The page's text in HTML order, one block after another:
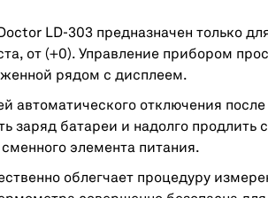
LD-303 предназначен только
от (+0). Управление прибором
рядом с дисплеем.
автоматического отключения после
заряд батареи и надолго продлить
элемента питания.
облегчает процедуру